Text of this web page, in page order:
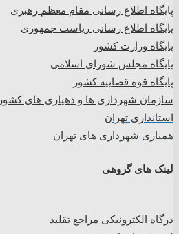
پایگاه اطلاع رسانی مقام معظم رهبری
پایگاه اطلاع رسانی ریاست جمهوری
پایگاه وزارت کشور
پایگاه مجلس شورای اسلامی
پایگاه قوه قضاییه کشور
سازمان شهرداری ها و دهیاری های کشور
استانداری تهران
همیاری شهرداری های تهران
لینک های گروهی
درگاه الکترونیکی مراجع تقلید